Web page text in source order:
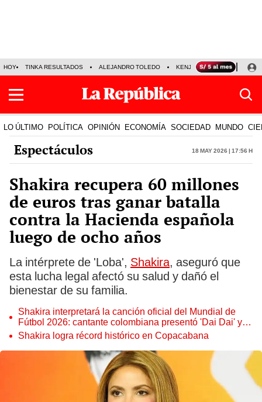
HOY TINKA RESULTADOS ALEJANDRO TOLEDO KENJI FUJIMORI
LO ÚLTIMO POLÍTICA OPINIÓN ECONOMÍA SOCIEDAD MUNDO
Espectáculos 18 May 2026 | 17:56 h
Shakira recupera 60 millones
de euros tras ganar batalla
contra la Hacienda española
luego de ocho años
La intérprete de 'Loba', Shakira, aseguró que
esta lucha legal afectó su salud y dañó el
bienestar de su familia.
Shakira interpretará la canción oficial del Mundial de
Fútbol 2026: cantante colombiana presentó 'Dai Dai' y
causa revuelo
Shakira logra récord histórico en Copacabana